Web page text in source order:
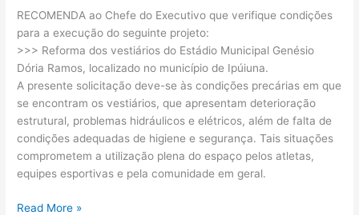
RECOMENDA ao Chefe do Executivo que verifique condições
para a execução do seguinte projeto:
>>> Reforma dos vestiários do Estádio Municipal Genésio
Dória Ramos, localizado no município de Ipúiuna.
A presente solicitação deve-se às condições precárias em que
se encontram os vestiários, que apresentam deterioração
estrutural, problemas hidráulicos e elétricos, além de falta de
condições adequadas de higiene e segurança. Tais situações
comprometem a utilização plena do espaço pelos atletas,
equipes esportivas e pela comunidade em geral.
87/2025
Read More »